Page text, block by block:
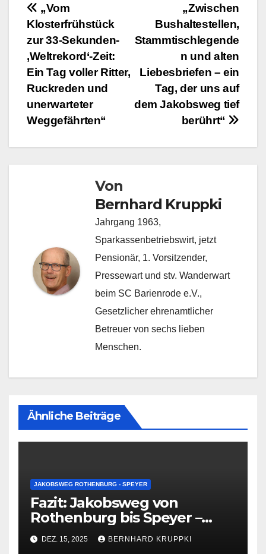
Beitragsnavigation„Zwischen
Bushaltestellen,
Stammtischlegende
n und alten
Liebesbriefen – ein
Tag, der uns auf
dem Jakobsweg tief
berührt“
„Vom
Klosterfrühstück
zur 33-Sekunden-
‚Weltrekord‘-Zeit:
Ein Tag voller Ritter,
Ruckreden und
unerwarteter
Weggefährten“
Von
Bernhard Kruppki
Jahrgang 1963,
Sparkassenbetriebswirt, jetzt
Pensionär, 1. Vorsitzender,
Pressewart und stv. Wanderwart
beim SC Barienrode e.V.,
Gesetzlicher ehrenamtlicher
Betreuer von sechs lieben
Menschen.
Ähnliche Beiträge
JAKOBSWEG ROTHENBURG - SPEYER
Fazit: Jakobsweg von
Rothenburg bis Speyer –
202,67 Kilometer, die bleiben
DEZ. 15, 2025 BERNHARD KRUPPKI